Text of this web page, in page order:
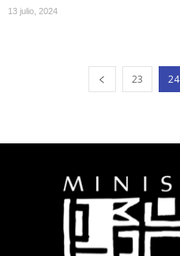
13 julio, 2024
23 24